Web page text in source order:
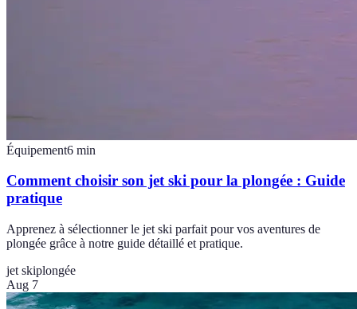
Équipement6 min
Comment choisir son jet ski pour la plongée : Guide
pratique
Apprenez à sélectionner le jet ski parfait pour vos aventures de
plongée grâce à notre guide détaillé et pratique.
jet skiplongée
Aug 7